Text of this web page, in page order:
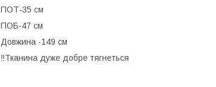
ПОТ-35 см
ПОБ-47 см
Довжина -149 см
‼️Тканина дуже добре тягнеться